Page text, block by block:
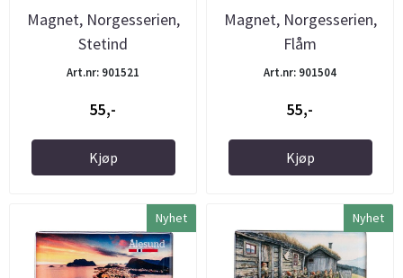
Magnet, Norgesserien,
Stetind
Art.nr: 901521
55,-
Kjøp
Magnet, Norgesserien,
Flåm
Art.nr: 901504
55,-
Kjøp
Nyhet Nyhet